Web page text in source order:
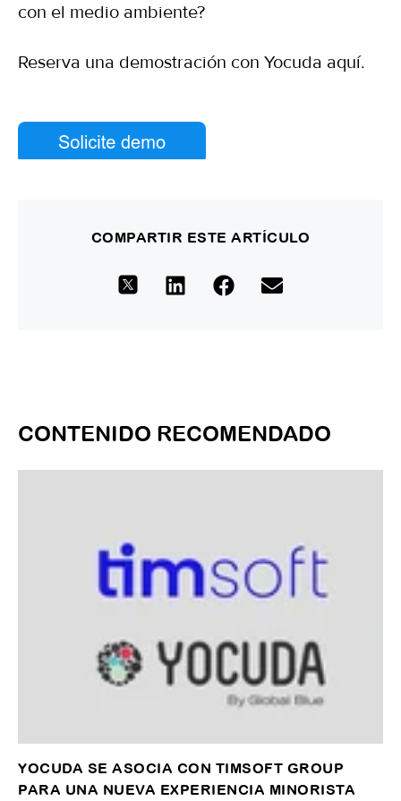
con el medio ambiente?
Reserva una demostración con Yocuda aquí.
COMPARTIR ESTE ARTÍCULO
CONTENIDO RECOMENDADO
YOCUDA SE ASOCIA CON TIMSOFT GROUP
PARA UNA NUEVA EXPERIENCIA MINORISTA